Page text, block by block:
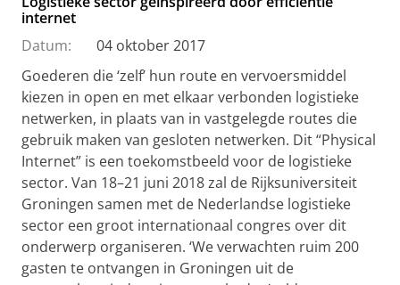
internet
Datum:
04 oktober 2017
Goederen die ‘zelf’ hun route en vervoersmiddel
kiezen in open en met elkaar verbonden logistieke
netwerken, in plaats van in vastgelegde routes die
gebruik maken van gesloten netwerken. Dit “Physical
Internet” is een toekomstbeeld voor de logistieke
sector. Van 18–21 juni 2018 zal de Rijksuniversiteit
Groningen samen met de Nederlandse logistieke
sector een groot internationaal congres over dit
onderwerp organiseren. ‘We verwachten ruim 200
gasten te ontvangen in Groningen uit de